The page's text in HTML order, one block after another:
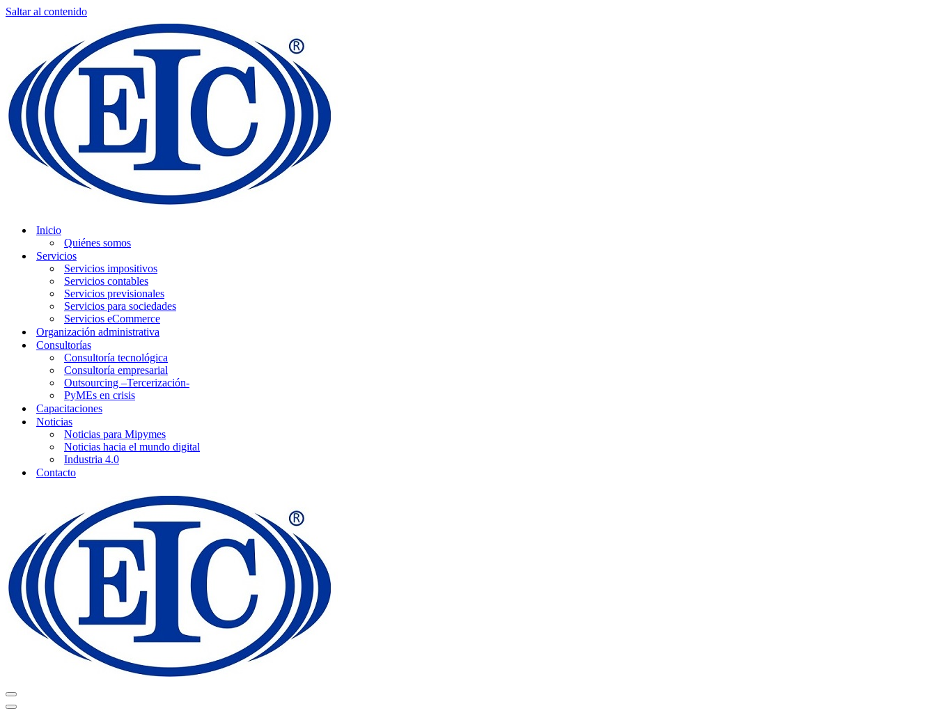
Saltar al contenido
Inicio
Quiénes somos
Servicios
Servicios impositivos
Servicios contables
Servicios previsionales
Servicios para sociedades
Servicios eCommerce
Organización administrativa
Consultorías
Consultoría tecnológica
Consultoría empresarial
Outsourcing –Tercerización-
PyMEs en crisis
Capacitaciones
Noticias
Noticias para Mipymes
Noticias hacia el mundo digital
Industria 4.0
Contacto
Menú
de
Menú